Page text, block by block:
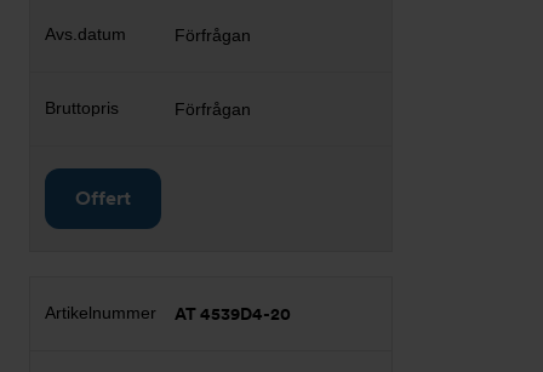
Förfrågan
Förfrågan
Offert
AT 4539D4-20